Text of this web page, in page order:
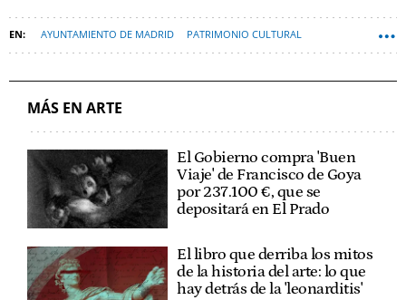
AYUNTAMIENTO DE MADRID PATRIMONIO CULTURAL
MÁS EN ARTE
El Gobierno compra 'Buen
Viaje' de Francisco de Goya
por 237.100 €, que se
depositará en El Prado
El libro que derriba los mitos
de la historia del arte: lo que
hay detrás de la 'leonarditis'